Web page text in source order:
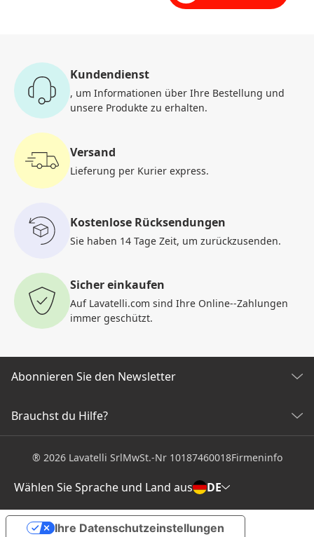
Kundendienst
, um Informationen über Ihre Bestellung und
unsere Produkte zu erhalten.
Versand
Lieferung per Kurier express.
Kostenlose Rücksendungen
Sie haben 14 Tage Zeit, um zurückzusenden.
Sicher einkaufen
Auf Lavatelli.com sind Ihre Online--Zahlungen
immer geschützt.
Abonnieren Sie den Newsletter
Brauchst du Hilfe?
Allgemeine Verkaufsbedingungen
Rücksendungen und Rückerstattungen
PRODUKTE
® 2026 Lavatelli SrlMwSt.-Nr 10187460018Firmeninfo
Wählen Sie Sprache und Land aus DE
Ihre Datenschutzeinstellungen